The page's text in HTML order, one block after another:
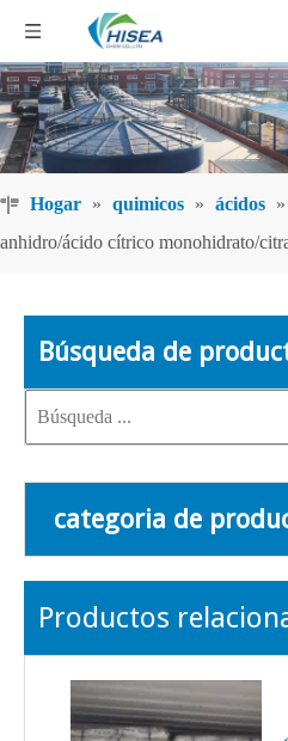
Hogar » quimicos » ácidos »
anhidro/ácido cítrico monohidrato/
Búsqueda de
categoria de
Productos